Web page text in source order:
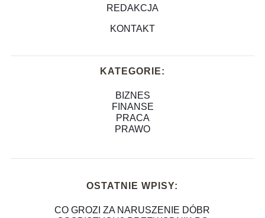
REDAKCJA
KONTAKT
KATEGORIE:
BIZNES
FINANSE
PRACA
PRAWO
OSTATNIE WPISY:
CO GROZI ZA NARUSZENIE DÓBR